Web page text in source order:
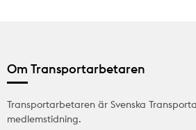
Om Transportarbetaren
Transportarbetaren är Svenska
medlemstidning.